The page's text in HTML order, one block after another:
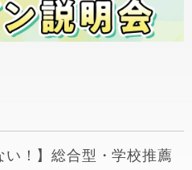
い！】総合型・学校推薦